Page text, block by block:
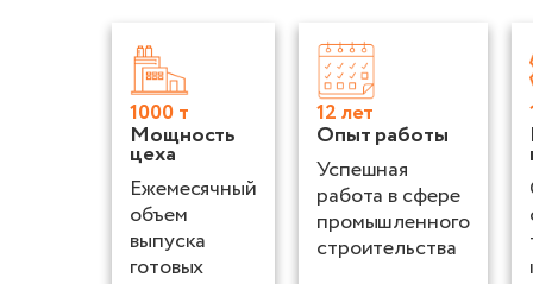
1000 т
Мощность
цеха
Ежемесячный
объем
выпуска
готовых
12 лет
Опыт работы
Успешная
работа в сфере
промышленного
строительства